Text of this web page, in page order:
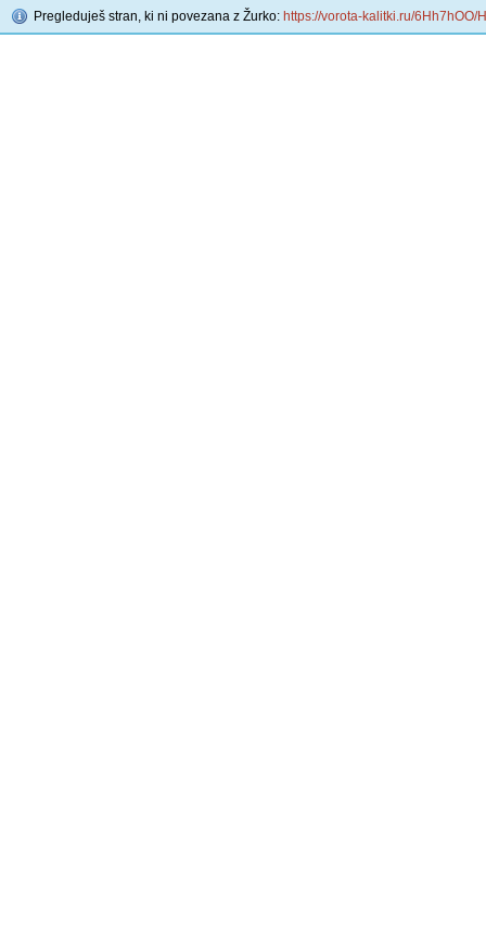
Pregleduješ stran, ki ni povezana z Žurko: https://vorota-kalitki.ru/6Hh7hOO/